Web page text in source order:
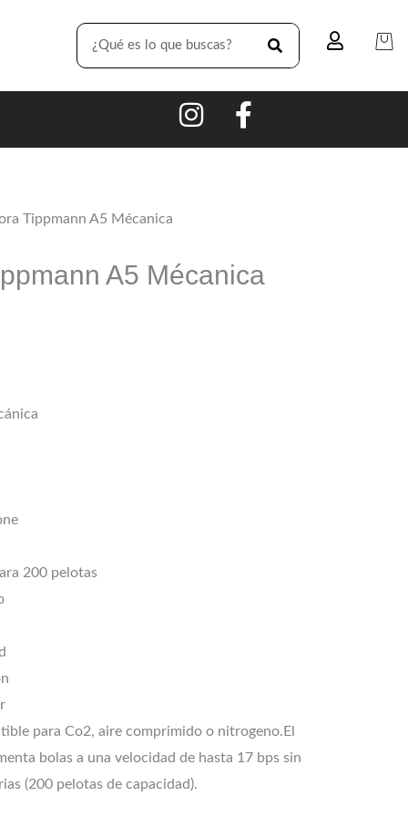
SEARCH
Tippmann A5 Mécanica
A5 Mécanica
200 pelotas
para Co2, aire comprimido o nitrogeno.El
bolas a una velocidad de hasta 17 bps sin
(200 pelotas de capacidad).